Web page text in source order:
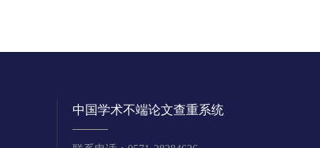
中国学术不端论文查重系统